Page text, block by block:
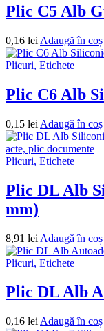
Plic C5 Alb
0,16 lei Adaugă în coș
Plicuri, Etichete
Plic C6 Alb
0,15 lei Adaugă în coș
Plicuri, Etichete
Plic DL Alb
mm)
8,91 lei Adaugă în coș
Plicuri, Etichete
Plic DL Alb
0,16 lei Adaugă în coș